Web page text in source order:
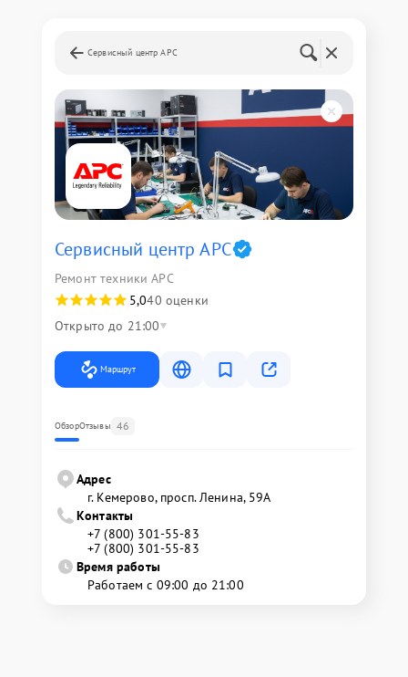
Сервисный центр APC
Сервисный центр APC
Ремонт техники APC
5,040 оценки
Открыто до 21:00
Маршрут
ОбзорОтзывы 46
Адрес
г. Кемерово, просп. Ленина, 59А
Контакты
+7 (800) 301-55-83
+7 (800) 301-55-83
Время работы
Работаем с 09:00 до 21:00